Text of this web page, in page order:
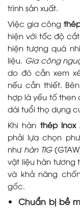
trình sản xuất.
Việc gia công
hiện với tốc độ
hiện tượng quá
liệu. Gia công
do đó cần xem
nếu cần thiết.
hợp là yếu tố then
dài tuổi thọ dụng
Khi hàn thép Inox
phải lựa chọn
như hàn TIG
vật liệu hàn tương
và khả năng
gốc.
Chuẩn bị bề